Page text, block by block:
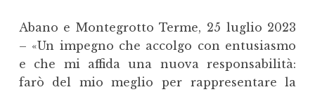
Abano e Montegrotto Terme, 25 luglio 2023
– «Un impegno che accolgo con entusiasmo
e che mi affida una nuova responsabilità:
farò del mio meglio per rappresentare la